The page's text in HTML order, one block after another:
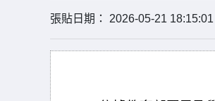
張貼日期： 2026-05-21